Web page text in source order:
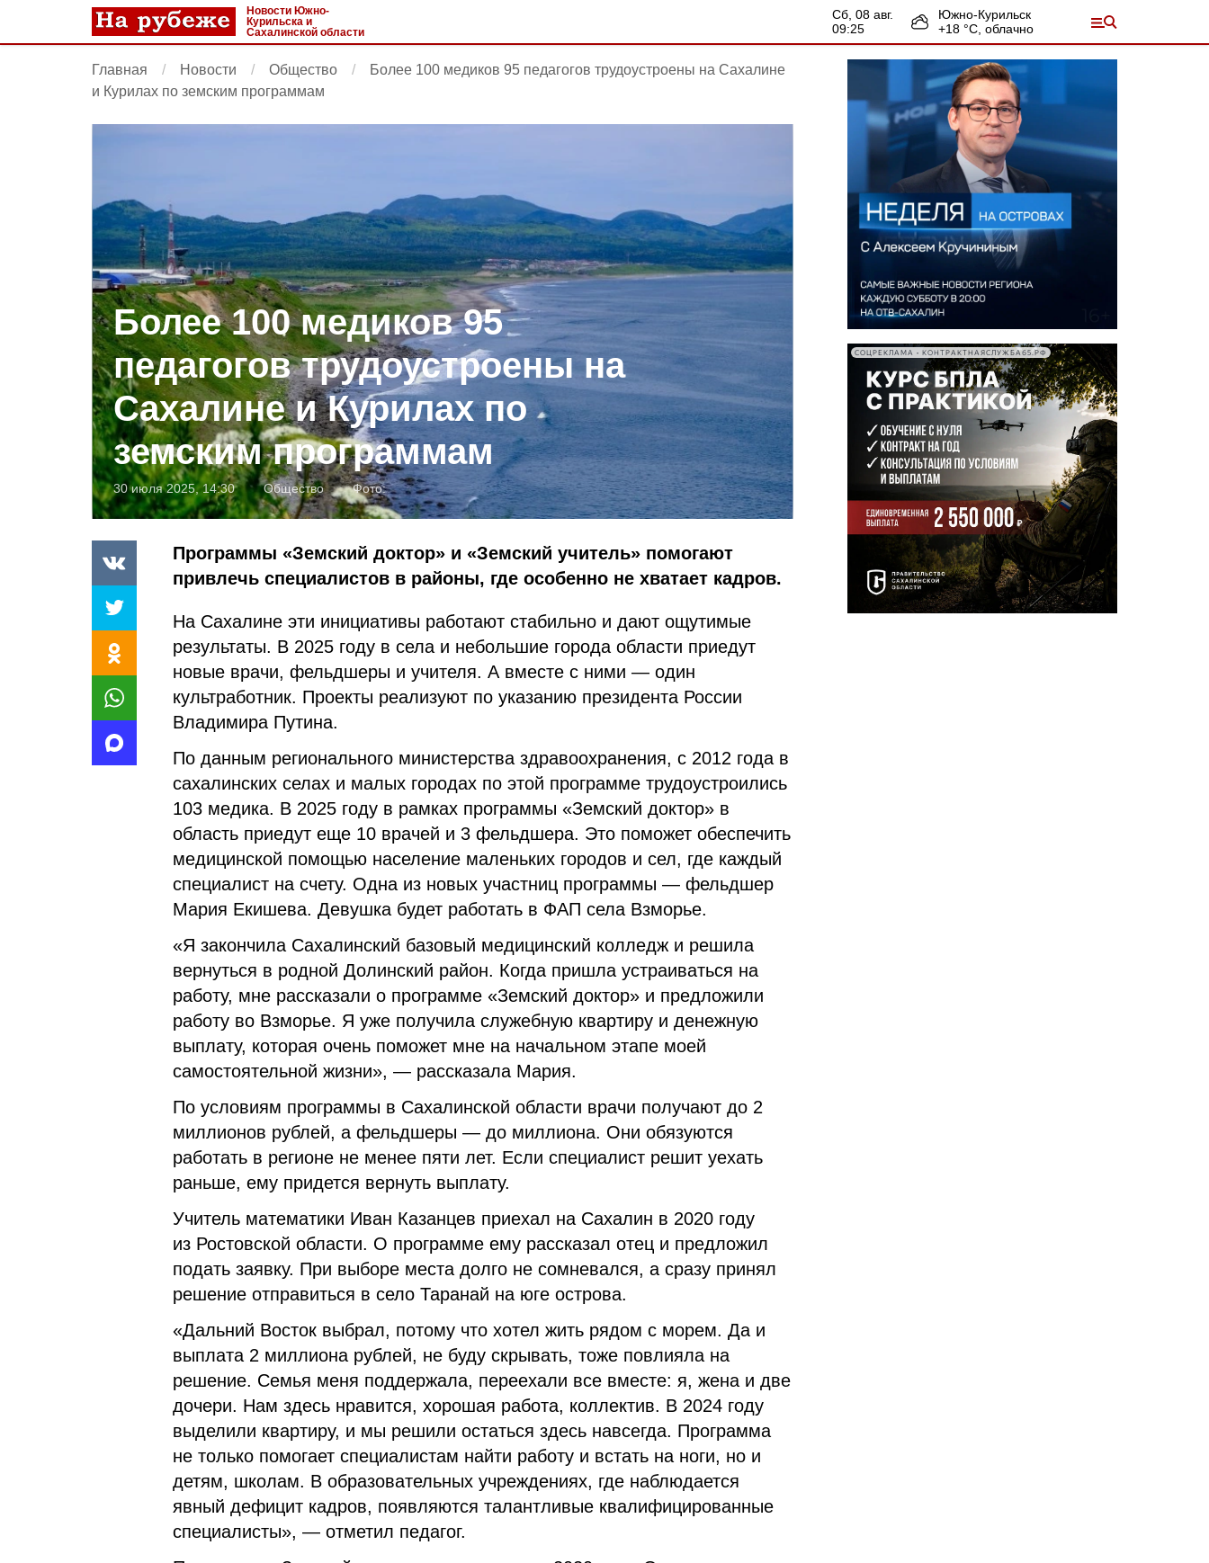
Новости Южно-
Курильска и
Сахалинской области
сб, 08 авг.
09:25
Южно-Курильск
+18 °С, облачно
Главная Новости Общество
Более 100 медиков 95 педагогов трудоустроены на Сахалине
и Курилах по земским программам
Более 100 медиков 95
педагогов трудоустроены на
Сахалине и Курилах по
земским программам
30 июля 2025, 14:30 Общество Фото:
Программы «Земский доктор» и «Земский учитель» помогают
привлечь специалистов в районы, где особенно не хватает кадров.
На Сахалине эти инициативы работают стабильно и дают ощутимые
результаты. В 2025 году в села и небольшие города области приедут
новые врачи, фельдшеры и учителя. А вместе с ними — один
культработник. Проекты реализуют по указанию президента России
Владимира Путина.
По данным регионального министерства здравоохранения, с 2012 года в
сахалинских селах и малых городах по этой программе трудоустроились
103 медика. В 2025 году в рамках программы «Земский доктор» в
область приедут еще 10 врачей и 3 фельдшера. Это поможет обеспечить
медицинской помощью население маленьких городов и сел, где каждый
специалист на счету. Одна из новых участниц программы — фельдшер
Мария Екишева. Девушка будет работать в ФАП села Взморье.
«Я закончила Сахалинский базовый медицинский колледж и решила
вернуться в родной Долинский район. Когда пришла устраиваться на
работу, мне рассказали о программе «Земский доктор» и предложили
работу во Взморье. Я уже получила служебную квартиру и денежную
выплату, которая очень поможет мне на начальном этапе моей
самостоятельной жизни», — рассказала Мария.
По условиям программы в Сахалинской области врачи получают до 2
миллионов рублей, а фельдшеры — до миллиона. Они обязуются
работать в регионе не менее пяти лет. Если специалист решит уехать
раньше, ему придется вернуть выплату.
Учитель математики Иван Казанцев приехал на Сахалин в 2020 году
из Ростовской области. О программе ему рассказал отец и предложил
подать заявку. При выборе места долго не сомневался, а сразу принял
решение отправиться в село Таранай на юге острова.
«Дальний Восток выбрал, потому что хотел жить рядом с морем. Да и
выплата 2 миллиона рублей, не буду скрывать, тоже повлияла на
решение. Семья меня поддержала, переехали все вместе: я, жена и две
дочери. Нам здесь нравится, хорошая работа, коллектив. В 2024 году
выделили квартиру, и мы решили остаться здесь навсегда. Программа
не только помогает специалистам найти работу и встать на ноги, но и
детям, школам. В образовательных учреждениях, где наблюдается
явный дефицит кадров, появляются талантливые квалифицированные
специалисты», — отметил педагог.
СОЦРЕКЛАМА • КОНТРАКТНАЯСЛУЖБА65.РФ